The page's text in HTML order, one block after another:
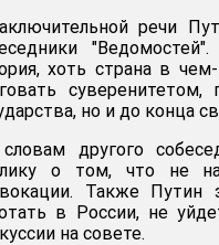
речи
хоть страна в
но и до конца
другого
о том, что не
Также Путин
в России, не
на совете.